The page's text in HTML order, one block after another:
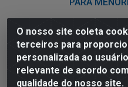
O nosso site coleta
terceiros para
personalizada ao
relevante de acordo
qualidade do nosso site.
Nordil Distribuidora -
Sesi - Bayeux/PB -